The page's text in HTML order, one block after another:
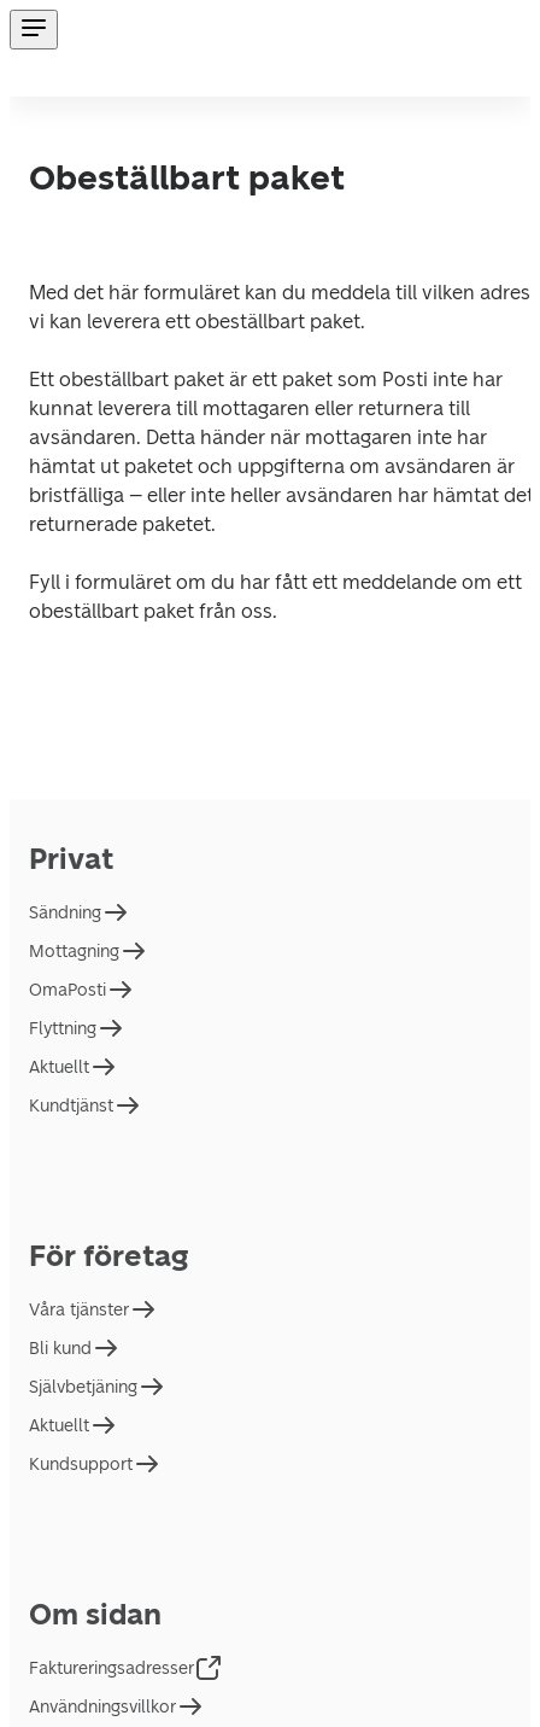
Obeställbart paket
Med det här formuläret kan du meddela till vilken adress
vi kan leverera ett obeställbart paket.
Ett obeställbart paket är ett paket som Posti inte har
kunnat leverera till mottagaren eller returnera till
avsändaren. Detta händer när mottagaren inte har
hämtat ut paketet och uppgifterna om avsändaren är
bristfälliga – eller inte heller avsändaren har hämtat det
returnerade paketet.
Fyll i formuläret om du har fått ett meddelande om ett
obeställbart paket från oss.
Privat
Sändning
Mottagning
OmaPosti
Flyttning
Aktuellt
Kundtjänst
För företag
Våra tjänster
Bli kund
Självbetjäning
Aktuellt
Kundsupport
Om sidan
Faktureringsadresser
Användningsvillkor